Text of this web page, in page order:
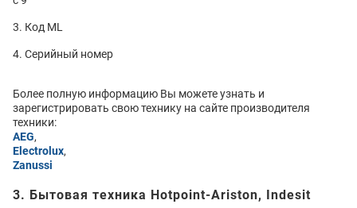
Код ML
Серийный номер
Более полную информацию Вы можете узнать и
зарегистрировать свою технику на сайте производителя
техники:
AEG,
Electrolux,
Zanussi
3. Бытовая техника Hotpoint-Ariston, Indesit